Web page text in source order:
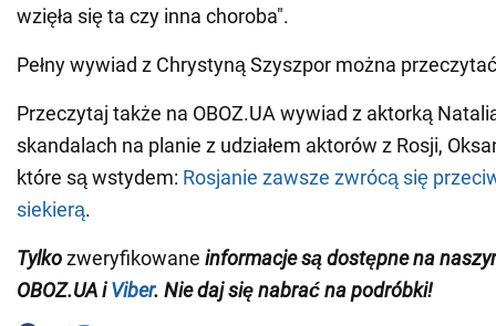
wzięła się ta czy inna choroba".
Pełny wywiad z Chrystyną Szyszpor można
Przeczytaj także na OBOZ.UA wywiad z aktorką
skandalach na planie z udziałem aktorów z Rosji,
które są wstydem: Rosjanie zawsze zwrócą się
siekierą.
Tylkozweryfikowane informacje są dostępne na
OBOZ.UA iViber. Nie daj się nabrać na podróbki!